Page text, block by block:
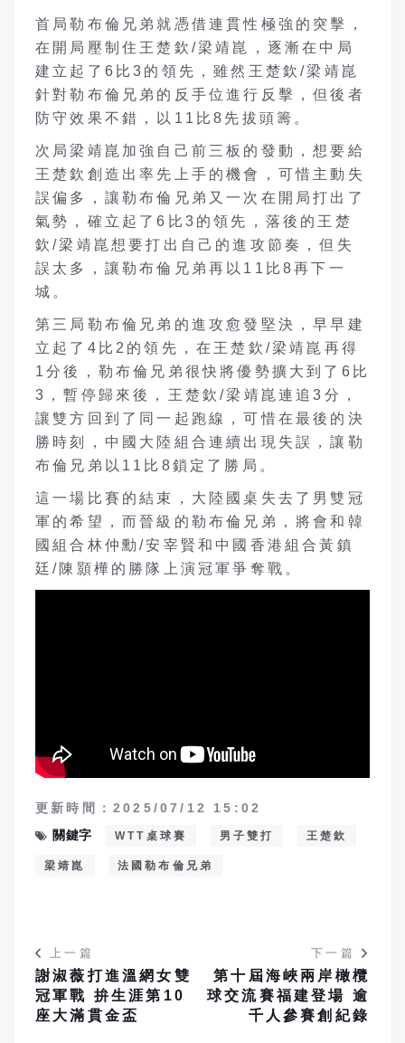
首局勒布倫兄弟就憑借連貫性極強的突擊，
在開局壓制住王楚欽/梁靖崑，逐漸在中局
建立起了6比3的領先，雖然王楚欽/梁靖崑
針對勒布倫兄弟的反手位進行反擊，但後者
防守效果不錯，以11比8先拔頭籌。
次局梁靖崑加強自己前三板的發動，想要給
王楚欽創造出率先上手的機會，可惜主動失
誤偏多，讓勒布倫兄弟又一次在開局打出了
氣勢，確立起了6比3的領先，落後的王楚
欽/梁靖崑想要打出自己的進攻節奏，但失
誤太多，讓勒布倫兄弟再以11比8再下一
城。
第三局勒布倫兄弟的進攻愈發堅決，早早建
立起了4比2的領先，在王楚欽/梁靖崑再得
1分後，勒布倫兄弟很快將優勢擴大到了6比
3，暫停歸來後，王楚欽/梁靖崑連追3分，
讓雙方回到了同一起跑線，可惜在最後的決
勝時刻，中國大陸組合連續出現失誤，讓勒
布倫兄弟以11比8鎖定了勝局。
這一場比賽的結束，大陸國桌失去了男雙冠
軍的希望，而晉級的勒布倫兄弟，將會和韓
國組合林仲勳/安宰賢和中國香港組合黃鎮
廷/陳顥樺的勝隊上演冠軍爭奪戰。
更新時間：2025/07/12 15:02
關鍵字
WTT桌球賽 男子雙打 王楚欽
梁靖崑 法國勒布倫兄弟
上一篇
謝淑薇打進溫網女雙
冠軍戰 拚生涯第10
座大滿貫金盃
下一篇
第十屆海峽兩岸橄欖
球交流賽福建登場 逾
千人參賽創紀錄